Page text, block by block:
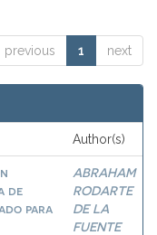
previous 1 next
Author(s)
de
para
ABRAHAM
RODARTE
DE LA
FUENTE